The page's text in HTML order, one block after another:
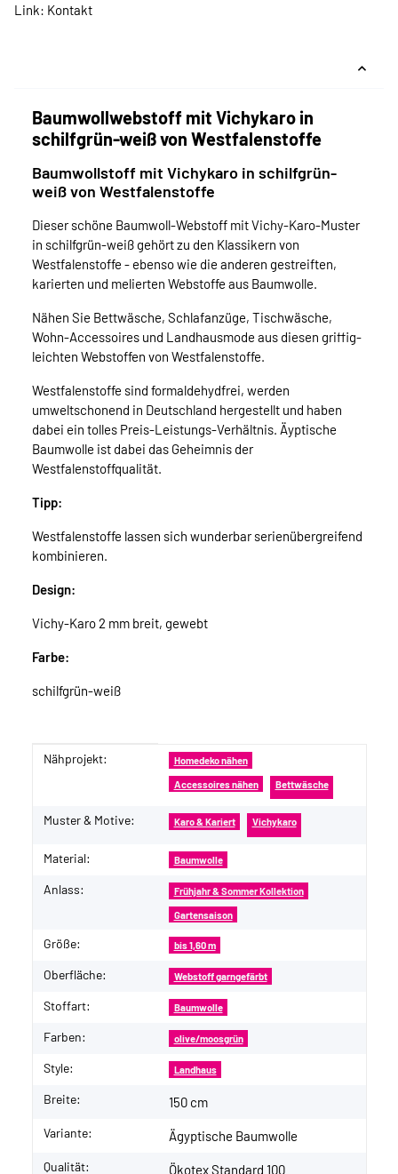
Link: Kontakt
Baumwollwebstoff mit Vichykaro in
schilfgrün-weiß von Westfalenstoffe
Baumwollstoff mit Vichykaro in schilfgrün-
weiß von Westfalenstoffe
Dieser schöne Baumwoll-Webstoff mit Vichy-Karo-Muster
in schilfgrün-weiß gehört zu den Klassikern von
Westfalenstoffe - ebenso wie die anderen gestreiften,
karierten und melierten Webstoffe aus Baumwolle.
Nähen Sie Bettwäsche, Schlafanzüge, Tischwäsche,
Wohn-Accessoires und Landhausmode aus diesen griffig-
leichten Webstoffen von Westfalenstoffe.
Westfalenstoffe sind formaldehydfrei, werden
umweltschonend in Deutschland hergestellt und haben
dabei ein tolles Preis-Leistungs-Verhältnis. Äyptische
Baumwolle ist dabei das Geheimnis der
Westfalenstoffqualität.
Tipp:
Westfalenstoffe lassen sich wunderbar serienübergreifend
kombinieren.
Design:
Vichy-Karo 2 mm breit, gewebt
Farbe:
schilfgrün-weiß
Produkteigenschaft
Wert
Nähprojekt: Homedeko nähen
Accessoires nähen Bettwäsche
Muster & Motive: Karo & Kariert Vichykaro
Material: Baumwolle
Anlass: Frühjahr & Sommer Kollektion
Gartensaison
Größe: bis 1,60 m
Oberfläche: Webstoff garngefärbt
Stoffart: Baumwolle
Farben: olive/moosgrün
Style: Landhaus
Breite: 150 cm
Variante: Ägyptische Baumwolle
Qualität: Ökotex Standard 100